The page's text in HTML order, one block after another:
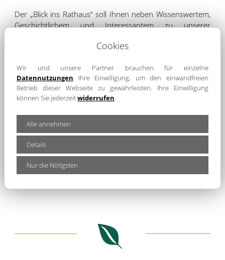
Der „Blick ins Rathaus“ soll Ihnen neben Wissenswertem,
Geschichtlichem und Interessantem zu unserer
Informationen für den Alltag bieten. Viel Spaß beim
Madeleine Rentsch
Bürgermeisterin
Cookies
Wir und unsere Partner brauchen für einzelne
Datennutzungen Ihre Einwilligung, um den einwandfreien
Betrieb dieser Webseite zu gewährleisten. Ihre Einwilligung
können Sie jederzeitwiderrufen.
Alle annehmen
Details
Nur die Nötigsten